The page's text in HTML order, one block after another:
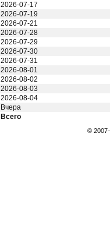
2026-07-17
2026-07-19
2026-07-21
2026-07-28
2026-07-29
2026-07-30
2026-07-31
2026-08-01
2026-08-02
2026-08-03
2026-08-04
Вчера
Всего
©